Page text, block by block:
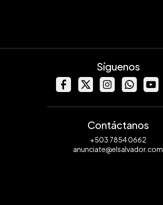
Síguenos
Contáctanos
+503 7854 0662
anunciate@elsalvador.com